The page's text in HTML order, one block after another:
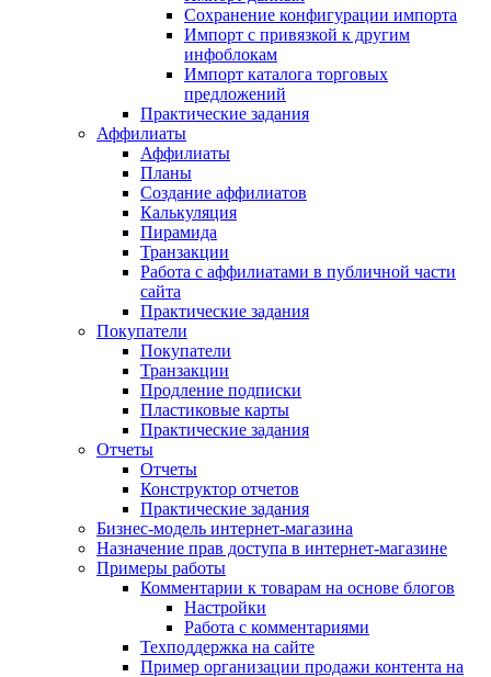
Сохранение конфигурации импорта
Импорт с привязкой к другим
инфоблокам
Импорт каталога торговых
предложений
Практические задания
Аффилиаты
Аффилиаты
Планы
Создание аффилиатов
Калькуляция
Пирамида
Транзакции
Работа с аффилиатами в публичной части
сайта
Практические задания
Покупатели
Покупатели
Транзакции
Продление подписки
Пластиковые карты
Практические задания
Отчеты
Отчеты
Конструктор отчетов
Практические задания
Бизнес-модель интернет-магазина
Назначение прав доступа в интернет-магазине
Примеры работы
Комментарии к товарам на основе блогов
Настройки
Работа с комментариями
Техподдержка на сайте
Пример организации продажи контента на